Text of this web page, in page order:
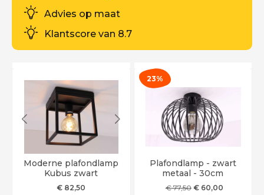
Advies op maat
Klantscore van 8.7
Moderne plafondlamp
Kubus zwart
€ 82,50
23%
Plafondlamp - zwart
metaal - 30cm
€77,50 €60,00